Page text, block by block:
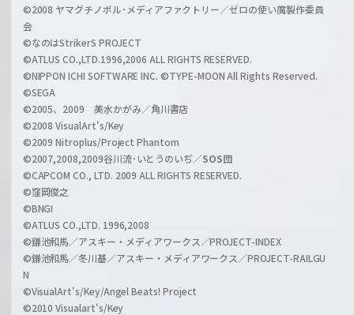
l
h
a
n
l
©2008 ヤマグチノボル･メディアファクトリー／ゼロの使い魔製作委員
会
©なのはStrikerS PROJECT
©ATLUS CO.,LTD.1996,2006 ALL RIGHTS RESERVED.
©NIPPON ICHI SOFTWARE INC. ©TYPE-MOON All Rights Reserved.
©SEGA
©2005、2009 美水かがみ／角川書店
©2008 VisualArt's/Key
©2009 Nitroplus/Project Phantom
©2007,2008,2009谷川流･いとうのいぢ／SOS団
©CAPCOM CO., LTD. 2009 ALL RIGHTS RESERVED.
©窪岡俊之
©BNGI
©ATLUS CO.,LTD. 1996,2008
©鎌池和馬／アスキー・メディアワークス／PROJECT-INDEX
©鎌池和馬／冬川基／アスキー・メディアワークス／PROJECT-RAILGU
N
©VisualArt's/Key/Angel Beats! Project
©2010 Visualart's/Key